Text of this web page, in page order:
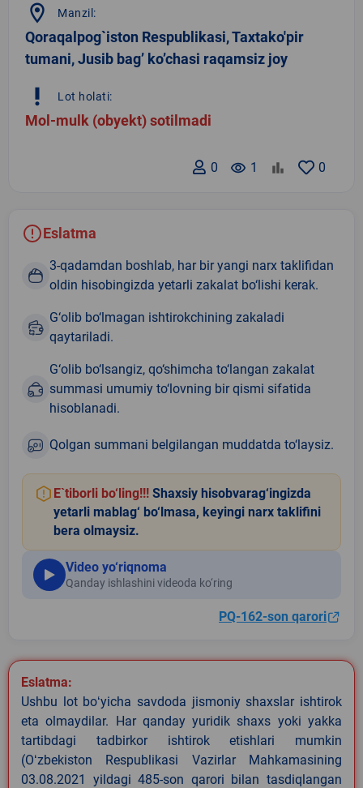
location_on Manzil:
Qoraqalpog`iston Respublikasi, Taxtako'pir
tumani, Jusib bag’ ko’chasi raqamsiz joy
priority_high Lot holati:
Mol-mulk (obyekt) sotilmadi
0
remove_red_eye 1
0
Eslatma
3-qadamdan boshlab, har bir yangi narx taklifidan
oldin hisobingizda yetarli zakalat bo‘lishi kerak.
G‘olib bo‘lmagan ishtirokchining zakaladi
qaytariladi.
G‘olib bo‘lsangiz, qo‘shimcha to‘langan zakalat
summasi umumiy to‘lovning bir qismi sifatida
hisoblanadi.
Qolgan summani belgilangan muddatda to‘laysiz.
E`tiborli bo‘ling!!! Shaxsiy hisobvarag‘ingizda
yetarli mablag‘ bo‘lmasa, keyingi narx taklifini
bera olmaysiz.
Video yo‘riqnoma
Qanday ishlashini videoda ko‘ring
PQ-162-son qarori
Eslatma:
Ushbu lot boʻyicha savdoda jismoniy shaxslar ishtirok
eta olmaydilar. Har qanday yuridik shaxs yoki yakka
tartibdagi tadbirkor ishtirok etishlari mumkin
(Oʻzbekiston Respublikasi Vazirlar Mahkamasining
03.08.2021 yildagi 485-son qarori bilan tasdiqlangan